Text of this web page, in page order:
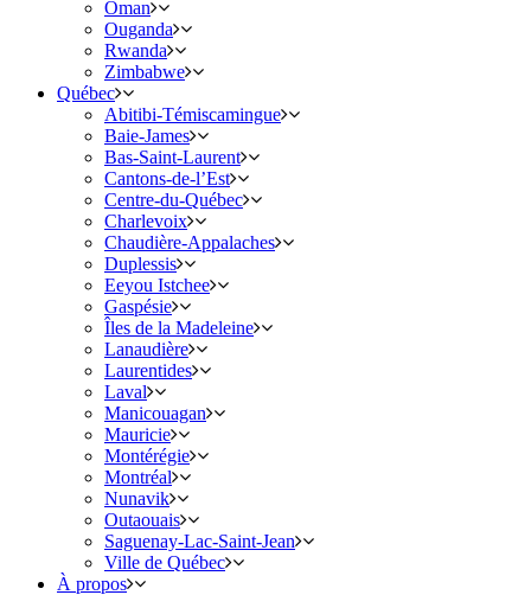
Oman
Ouganda
Rwanda
Zimbabwe
Québec
Abitibi-Témiscamingue
Baie-James
Bas-Saint-Laurent
Cantons-de-l’Est
Centre-du-Québec
Charlevoix
Chaudière-Appalaches
Duplessis
Eeyou Istchee
Gaspésie
Îles de la Madeleine
Lanaudière
Laurentides
Laval
Manicouagan
Mauricie
Montérégie
Montréal
Nunavik
Outaouais
Saguenay-Lac-Saint-Jean
Ville de Québec
À propos